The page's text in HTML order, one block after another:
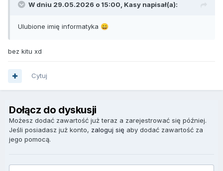
W dniu 29.05.2026 o 15:00, Kasy napisał(a):
Ulubione imię informatyka 😄
bez kitu xd
Cytuj
Dołącz do dyskusji
Możesz dodać zawartość już teraz a zarejestrować się później.
Jeśli posiadasz już konto, zaloguj się aby dodać zawartość za
jego pomocą.